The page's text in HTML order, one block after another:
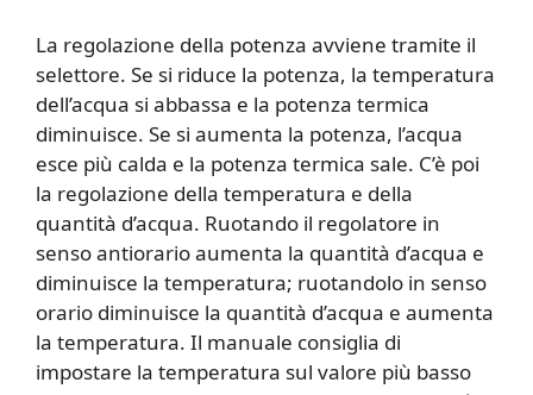
La regolazione della potenza avviene tramite il
selettore. Se si riduce la potenza, la temperatura
dell’acqua si abbassa e la potenza termica
diminuisce. Se si aumenta la potenza, l’acqua
esce più calda e la potenza termica sale. C’è poi
la regolazione della temperatura e della
quantità d’acqua. Ruotando il regolatore in
senso antiorario aumenta la quantità d’acqua e
diminuisce la temperatura; ruotandolo in senso
orario diminuisce la quantità d’acqua e aumenta
la temperatura. Il manuale consiglia di
impostare la temperatura sul valore più basso